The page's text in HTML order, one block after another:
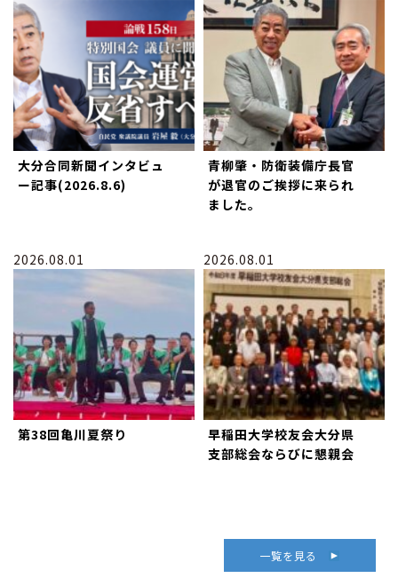
大分合同新聞インタビュ
ー記事(2026.8.6)
青柳肇・防衛装備庁長官
が退官のご挨拶に来られ
ました。
2026.08.01
第38回亀川夏祭り
2026.08.01
早稲田大学校友会大分県
支部総会ならびに懇親会
一覧を見る